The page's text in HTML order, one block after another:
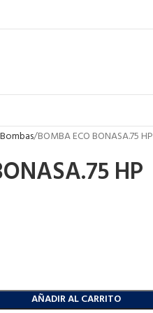
Bombas BOMBA ECO BONASA.75 HP
HP
AÑADIR AL CARRITO